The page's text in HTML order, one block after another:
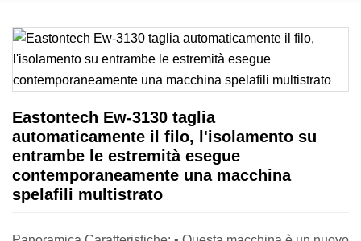
Eastontech Ew-3130 taglia
automaticamente il filo, l'isolamento su
entrambe le estremità esegue
contemporaneamente una macchina
spelafili multistrato